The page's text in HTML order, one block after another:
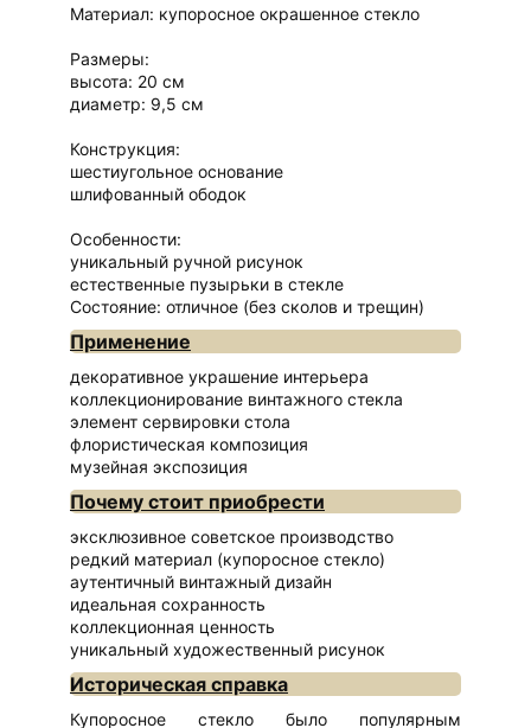
Материал: купоросное окрашенное стекло
Размеры:
высота: 20 см
диаметр: 9,5 см
Конструкция:
шестиугольное основание
шлифованный ободок
Особенности:
уникальный ручной рисунок
естественные пузырьки в стекле
Состояние: отличное (без сколов и трещин)
Применение
декоративное украшение интерьера
коллекционирование винтажного стекла
элемент сервировки стола
флористическая композиция
музейная экспозиция
Почему стоит приобрести
эксклюзивное советское производство
редкий материал (купоросное стекло)
аутентичный винтажный дизайн
идеальная сохранность
коллекционная ценность
уникальный художественный рисунок
Историческая справка
Купоросное стекло было популярным